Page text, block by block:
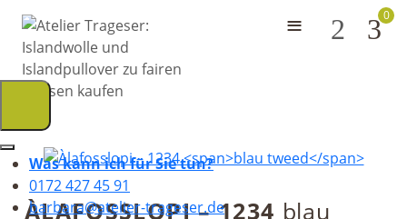
0
2
≡
ÀLAFOSSLOPI – 1234 blau
Was kann ich für Sie tun?
0172 427 45 91
barbara@atelier-trageser.de